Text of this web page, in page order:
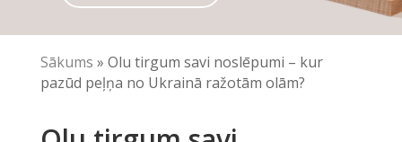
Sākums » Olu tirgum savi noslēpumi – kur
pazūd peļņa no Ukrainā ražotām olām?